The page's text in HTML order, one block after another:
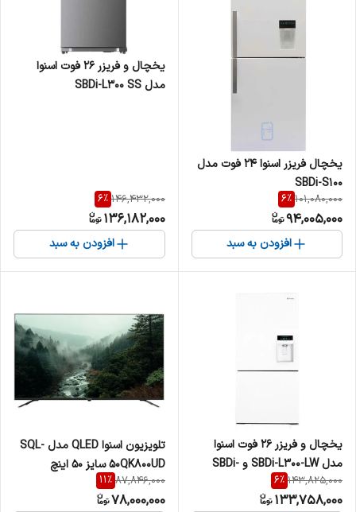
یخچال فریزر اسنوا 24 فوت مدل
SBDi-S100
101,080,000
6%
94,005,000
افزودن به سبد
یخچال و فریزر 26 فوت اسنوا
مدل SBDi-L300 SS
146,432,000
6%
136,182,000
افزودن به سبد
یخچال و فریزر 26 فوت اسنوا
مدل SBDi-L300-LW و SBDi-
L300-SW
143,825,000
6%
133,758,000
تلویزیون اسنوا QLED مدل SQL-
50QK800UD سایز 50 اینچ
87,846,000
11%
78,000,000